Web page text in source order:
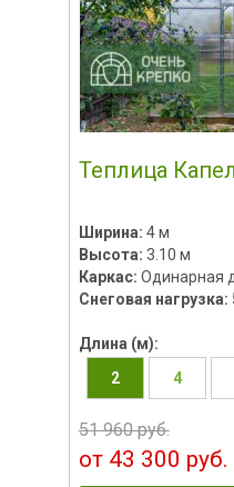
Теплица
Ширина: 4 м
Высота: 3.10 м
Каркас: Одинарная
Снеговая нагрузка:
Длина (м):
2
4
51 960 руб.
от 43 300 руб.